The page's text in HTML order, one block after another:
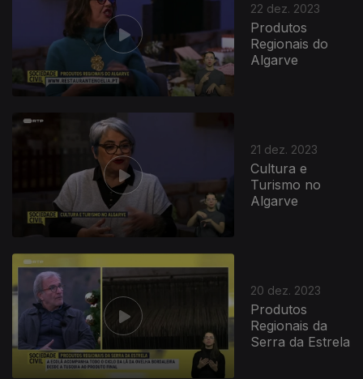
22 dez. 2023
Produtos
Regionais do
Algarve
21 dez. 2023
Cultura e
Turismo no
Algarve
20 dez. 2023
Produtos
Regionais da
Serra da Estrela